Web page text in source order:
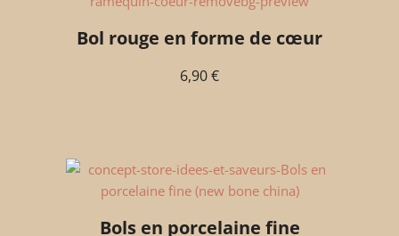
Bol rouge en forme de cœur
6,90€
Bols en porcelaine fine